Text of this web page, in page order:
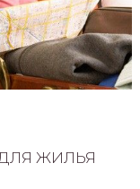
ЖИЛЬЯ